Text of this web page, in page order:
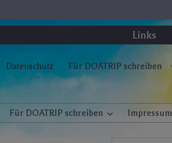
Links
Datenschutz Für DOATRIP schreiben
Für DOATRIP schreiben Impressum